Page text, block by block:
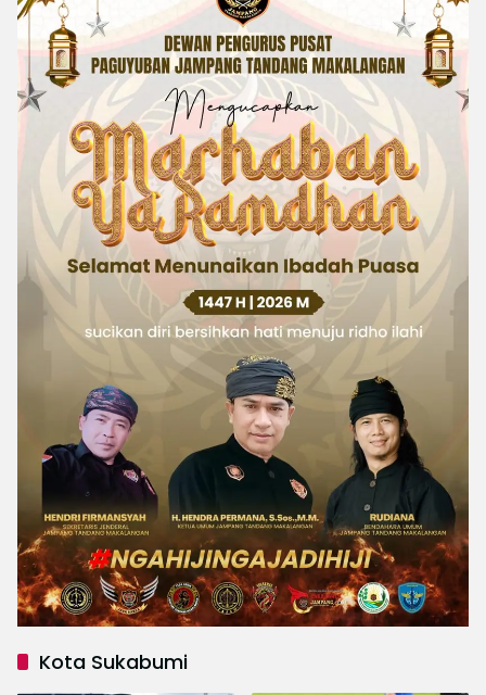
Kota Sukabumi